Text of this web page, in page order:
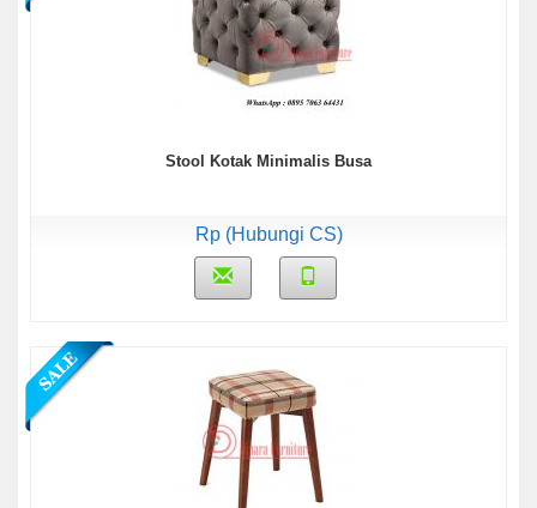
Stool Kotak Minimalis Busa
Rp (Hubungi CS)